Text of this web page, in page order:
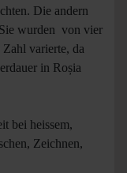
Die andern
wurden von vier
varierte, da
in Roșia
bei heissem,
Zeichnen,